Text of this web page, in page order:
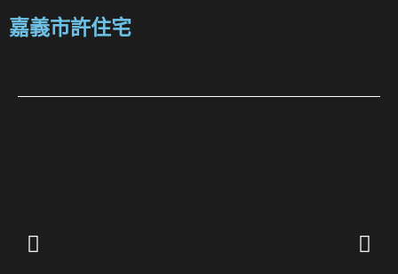
嘉義市許住宅